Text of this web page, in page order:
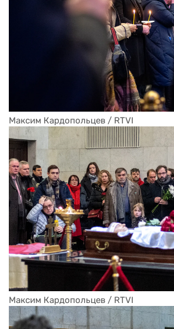
Максим Кардопольцев / RTVI
Максим Кардопольцев / RTVI